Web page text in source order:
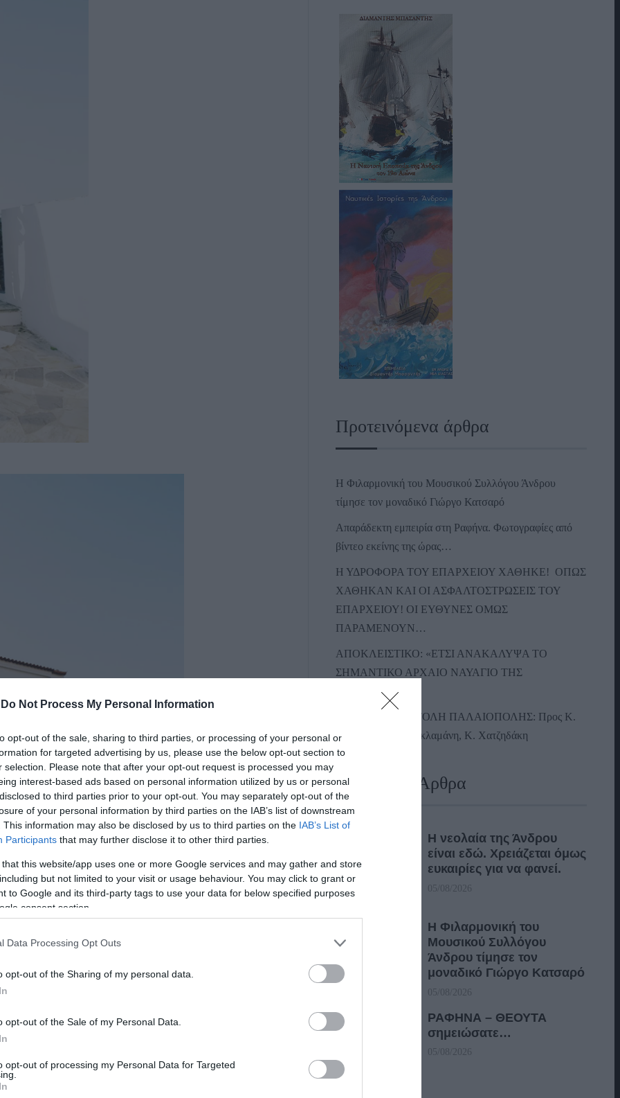
Do Not Process My Personal Information
opt-out of the sale, sharing to third parties, or processing of your personal or
for targeted advertising by us, please use the below opt-out section to
selection. Please note that after your opt-out request is processed you may
interest-based ads based on personal information utilized by us or personal
to third parties prior to your opt-out. You may separately opt-out of the
of your personal information by third parties on the IAB’s list of downstream
This information may also be disclosed by us to third parties on the IAB’s List of
Participants that may further disclose it to other third parties.
that this website/app uses one or more Google services and may gather and store
but not limited to your visit or usage behaviour. You may click to grant or
to Google and its third-party tags to use your data for below specified purposes
consent section.
Data Processing Opt Outs
opt-out of the Sharing of my personal data.
opt-out of the Sale of my Personal Data.
opt-out of processing my Personal Data for Targeted
Λεμονιά
– ΠΡΩΤΟ ΘΕΜΑ
Προτεινόμενα άρθρα
Η Φιλαρμονική του Μουσικού Συλλόγου Άνδρου
τίμησε τον μοναδικό Γιώργο Κατσαρό
Απαράδεκτη εμπειρία στη Ραφήνα. Φωτογραφίες από
βίντεο εκείνης της ώρας…
Η ΥΔΡΟΦΟΡΑ ΤΟΥ ΕΠΑΡΧΕΙΟΥ ΧΑΘΗΚΕ! ΟΠΩΣ
ΧΑΘΗΚΑΝ ΚΑΙ ΟΙ ΑΣΦΑΛΤΟΣΤΡΩΣΕΙΣ ΤΟΥ
ΕΠΑΡΧΕΙΟΥ! ΟΙ ΕΥΘΥΝΕΣ ΟΜΩΣ
ΠΑΡΑΜΕΝΟΥΝ…
ΑΠΟΚΛΕΙΣΤΙΚΟ: «ΕΤΣΙ ΑΝΑΚΑΛΥΨΑ ΤΟ
ΣΗΜΑΝΤΙΚΟ ΑΡΧΑΙΟ ΝΑΥΑΓΙΟ ΤΗΣ
ΑΝΔΡΟΥ!…»
ΑΝΟΙΧΤΗ ΕΠΙΣΤΟΛΗ ΠΑΛΑΙΟΠΟΛΗΣ: Προς K.
Μητσοτάκη, N. Κακλαμάνη, K. Χατζηδάκη
Πρόσφατα Άρθρα
Η νεολαία της Άνδρου
είναι εδώ. Χρειάζεται όμως
ευκαιρίες για να φανεί.
05/08/2026
Η Φιλαρμονική του
Μουσικού Συλλόγου
Άνδρου τίμησε τον
μοναδικό Γιώργο Κατσαρό
05/08/2026
ΡΑΦΗΝΑ – ΘΕΟΥΤΑ
σημειώσατε…
05/08/2026